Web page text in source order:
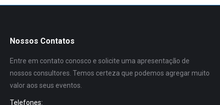
Nossos Contatos
Entre em contato conosco e solicite uma apresentação de
nossos consultores. Temos certeza que podemos agregar muito
valor aos seus eventos.
Telefones: